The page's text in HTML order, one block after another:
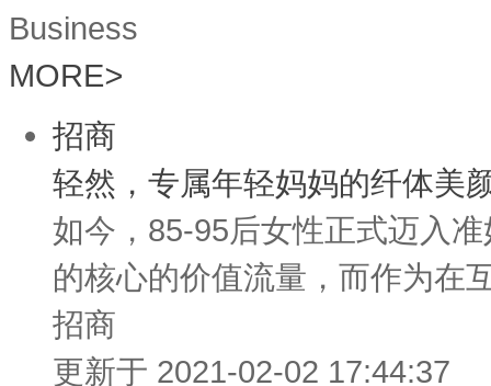
Business
MORE>
招商
轻然，专属年轻妈妈的纤体美
如今，85-95后女性正式迈入
的核心的价值流量，而作为在
招商
更新于 2021-02-02 17:44:37